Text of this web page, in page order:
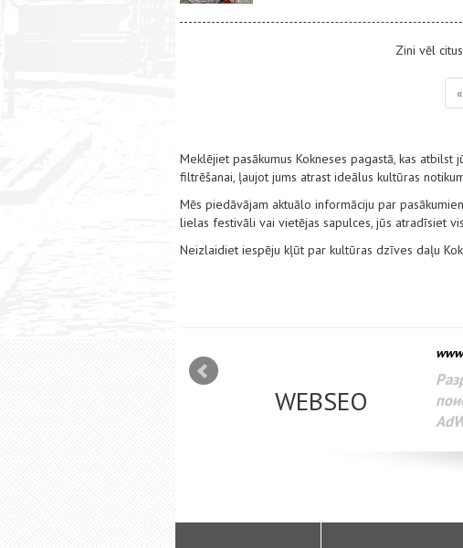
Zini vēl
«
Meklējiet pasākumus Kokneses pagastā, kas
filtrēšanai, ļaujot jums atrast ideālus kultūras
Mēs piedāvājam aktuālo informāciju par
lielas festivāli vai vietējas sapulces, jūs atradīsiet
Neizlaidiet iespēju kļūt par kultūras dzīves daļu
WEBSEO